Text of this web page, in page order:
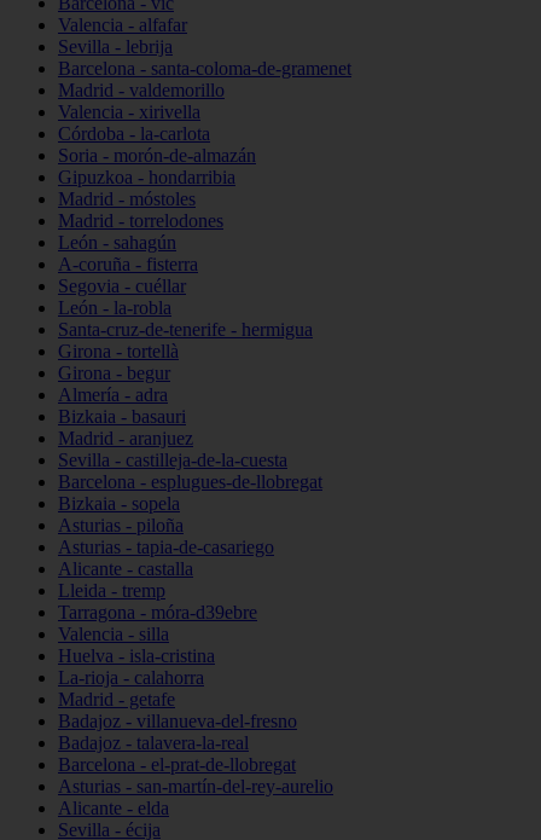
Valencia - alfafar
Sevilla - lebrija
Barcelona - santa-coloma-de-gramenet
Madrid - valdemorillo
Valencia - xirivella
Córdoba - la-carlota
Soria - morón-de-almazán
Gipuzkoa - hondarribia
Madrid - móstoles
Madrid - torrelodones
León - sahagún
A-coruña - fisterra
Segovia - cuéllar
León - la-robla
Santa-cruz-de-tenerife - hermigua
Girona - tortellà
Girona - begur
Almería - adra
Bizkaia - basauri
Madrid - aranjuez
Sevilla - castilleja-de-la-cuesta
Barcelona - esplugues-de-llobregat
Bizkaia - sopela
Asturias - piloña
Asturias - tapia-de-casariego
Alicante - castalla
Lleida - tremp
Tarragona - móra-d39ebre
Valencia - silla
Huelva - isla-cristina
La-rioja - calahorra
Madrid - getafe
Badajoz - villanueva-del-fresno
Badajoz - talavera-la-real
Barcelona - el-prat-de-llobregat
Asturias - san-martín-del-rey-aurelio
Alicante - elda
Sevilla - écija